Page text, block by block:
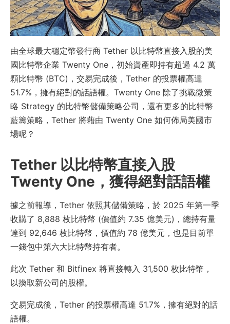
由全球最大穩定幣發行商 Tether 以比特幣直接入股的美
國比特幣企業 Twenty One，初始資產即持有超過 4.2 萬
顆比特幣 (BTC)，交易完成後，Tether 的投票權高達
51.7%，擁有絕對的話語權。Twenty One 除了挑戰微策
略 Strategy 的比特幣儲備策略公司，還有更多的比特幣
藍籌策略，Tether 將藉由 Twenty One 如何佈局美國市
場呢？
Tether 以比特幣直接入股
Twenty One，獲得絕對話語權
據之前報導，Tether 依照其儲備策略，於 2025 年第一季
收購了 8,888 枚比特幣 (價值約 7.35 億美元)，總持有量
達到 92,646 枚比特幣，價值約 78 億美元，也是目前單
一錢包中第六大比特幣持有者。
此次 Tether 和 Bitfinex 將直接轉入 31,500 枚比特幣，
以換取新公司的股權。
交易完成後，Tether 的投票權高達 51.7%，擁有絕對的話
語權。